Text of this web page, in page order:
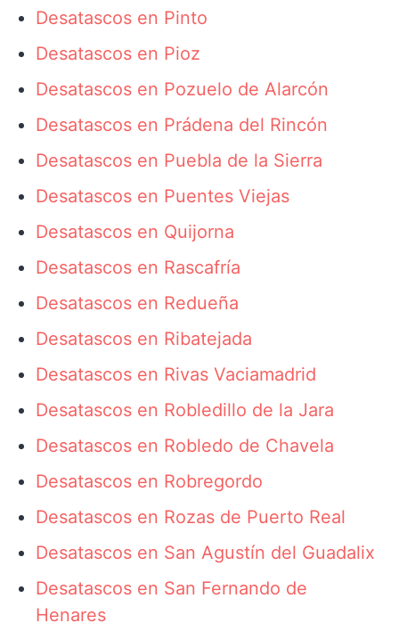
Desatascos en Pinto
Desatascos en Pioz
Desatascos en Pozuelo de Alarcón
Desatascos en Prádena del Rincón
Desatascos en Puebla de la Sierra
Desatascos en Puentes Viejas
Desatascos en Quijorna
Desatascos en Rascafría
Desatascos en Redueña
Desatascos en Ribatejada
Desatascos en Rivas Vaciamadrid
Desatascos en Robledillo de la Jara
Desatascos en Robledo de Chavela
Desatascos en Robregordo
Desatascos en Rozas de Puerto Real
Desatascos en San Agustín del Guadalix
Desatascos en San Fernando de
Henares